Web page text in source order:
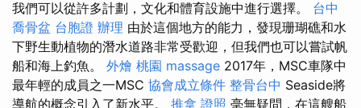
我們可以從許多計劃，文化和體育設施中進行選擇。 台中
喬骨盆 台胞證 辦理 由於這個地方的能力，發現珊瑚礁和水
下野生動植物的潛水道路非常受歡迎，但我們也可以嘗試帆
船和海上釣魚。 外燴 桃園 massage 2017年，MSC車隊中
最年輕的成員之一MSC 協會成立條件 整骨台中 Seaside將
導航的概念引入了新水平。 推拿 證照 毫無疑問，在這艘船